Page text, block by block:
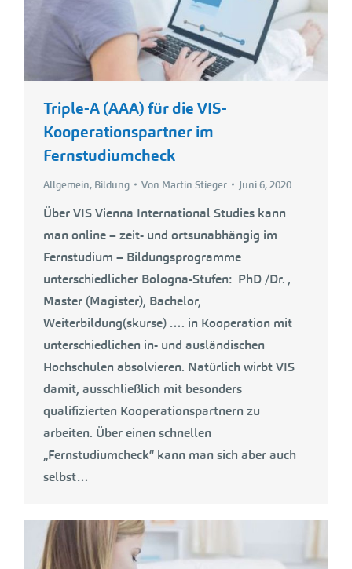
Triple-A (AAA) für die VIS-
Kooperationspartner im
Fernstudiumcheck
Allgemein, Bildung Von Martin Stieger Juni 6, 2020
Über VIS Vienna International Studies kann
man online – zeit- und ortsunabhängig im
Fernstudium – Bildungsprogramme
unterschiedlicher Bologna-Stufen: PhD /Dr. ,
Master (Magister), Bachelor,
Weiterbildung(skurse) …. in Kooperation mit
unterschiedlichen in- und ausländischen
Hochschulen absolvieren. Natürlich wirbt VIS
damit, ausschließlich mit besonders
qualifizierten Kooperationspartnern zu
arbeiten. Über einen schnellen
„Fernstudiumcheck“ kann man sich aber auch
selbst…